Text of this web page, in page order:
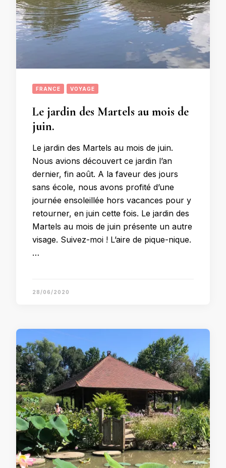
FRANCE VOYAGE
Le jardin des Martels au mois de
juin.
Le jardin des Martels au mois de juin.
Nous avions découvert ce jardin l’an
dernier, fin août. A la faveur des jours
sans école, nous avons profité d’une
journée ensoleillée hors vacances pour y
retourner, en juin cette fois. Le jardin des
Martels au mois de juin présente un autre
visage. Suivez-moi ! L’aire de pique-nique.
…
28/06/2020